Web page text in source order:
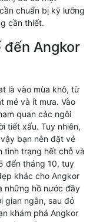
chuẩn bị kỹ lưỡng
cần thiết.
Angkor
là vào mùa khô, từ
mẻ và ít mưa. Vào
quan các ngôi
tiết xấu. Tuy nhiên,
bạn nên đặt vé
tình trạng hết chỗ và
đến tháng 10, tuy
khác cho Angkor
những hồ nước đầy
gian ngắn, sau đó
khám phá Angkor